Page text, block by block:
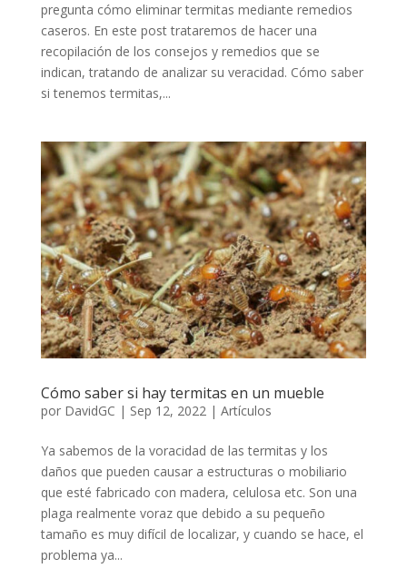
pregunta cómo eliminar termitas mediante remedios
caseros. En este post trataremos de hacer una
recopilación de los consejos y remedios que se
indican, tratando de analizar su veracidad. Cómo saber
si tenemos termitas,...
Cómo saber si hay termitas en un mueble
por DavidGC | Sep 12, 2022| Artículos
Ya sabemos de la voracidad de las termitas y los
daños que pueden causar a estructuras o mobiliario
que esté fabricado con madera, celulosa etc. Son una
plaga realmente voraz que debido a su pequeño
tamaño es muy difícil de localizar, y cuando se hace, el
problema ya...